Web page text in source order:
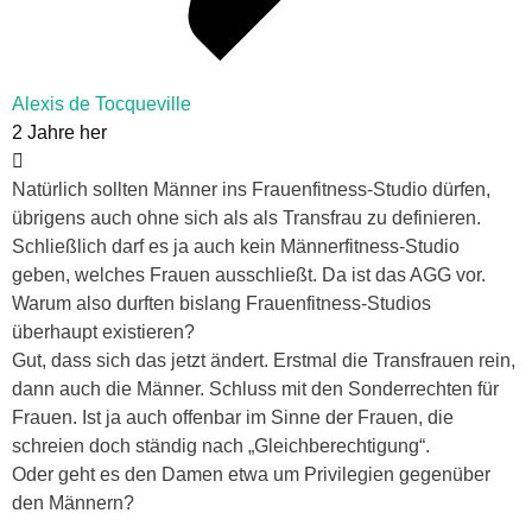
Alexis de Tocqueville
2 Jahre her
Natürlich sollten Männer ins Frauenfitness-Studio dürfen,
übrigens auch ohne sich als als Transfrau zu definieren.
Schließlich darf es ja auch kein Männerfitness-Studio
geben, welches Frauen ausschließt. Da ist das AGG vor.
Warum also durften bislang Frauenfitness-Studios
überhaupt existieren?
Gut, dass sich das jetzt ändert. Erstmal die Transfrauen rein,
dann auch die Männer. Schluss mit den Sonderrechten für
Frauen. Ist ja auch offenbar im Sinne der Frauen, die
schreien doch ständig nach „Gleichberechtigung“.
Oder geht es den Damen etwa um Privilegien gegenüber
den Männern?